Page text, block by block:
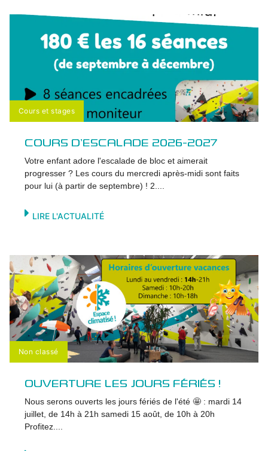
Cours et stages
COURS D’ESCALADE 2026-2027
Votre enfant adore l'escalade de bloc et aimerait
progresser ? Les cours du mercredi après-midi sont faits
pour lui (à partir de septembre) ! 2....
LIRE L'ACTUALITÉ
Non classé
OUVERTURE LES JOURS FÉRIÉS !
Nous serons ouverts les jours fériés de l'été 🤩 : mardi 14
juillet, de 14h à 21h samedi 15 août, de 10h à 20h
Profitez....